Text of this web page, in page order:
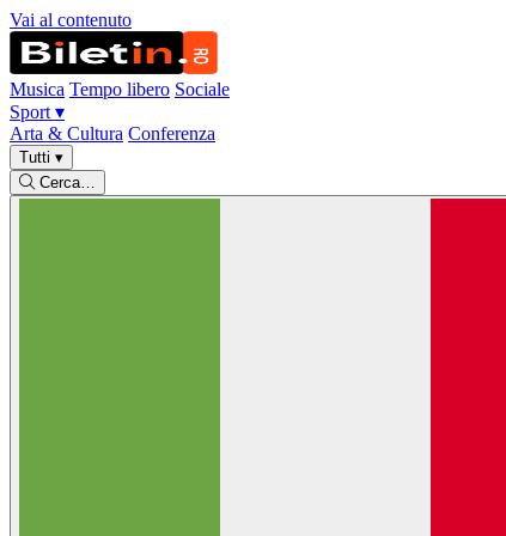
Vai al contenuto
Musica Tempo libero Sociale
Sport ▾
Arta & Cultura Conferenza
Tutti ▾
Cerca…